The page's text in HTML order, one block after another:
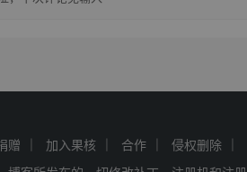
赠 加入果核 合作 侵权删除